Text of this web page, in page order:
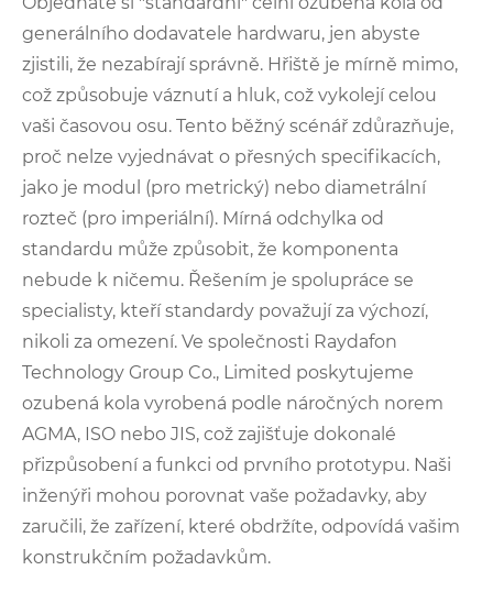
generálního dodavatele hardwaru, jen abyste
zjistili, že nezabírají správně. Hřiště je mírně mimo,
což způsobuje váznutí a hluk, což vykolejí celou
vaši časovou osu. Tento běžný scénář zdůrazňuje,
proč nelze vyjednávat o přesných specifikacích,
jako je modul (pro metrický) nebo diametrální
rozteč (pro imperiální). Mírná odchylka od
standardu může způsobit, že komponenta
nebude k ničemu. Řešením je spolupráce se
specialisty, kteří standardy považují za výchozí,
nikoli za omezení. Ve společnosti Raydafon
Technology Group Co., Limited poskytujeme
ozubená kola vyrobená podle náročných norem
AGMA, ISO nebo JIS, což zajišťuje dokonalé
přizpůsobení a funkci od prvního prototypu. Naši
inženýři mohou porovnat vaše požadavky, aby
zaručili, že zařízení, které obdržíte, odpovídá vašim
konstrukčním požadavkům.